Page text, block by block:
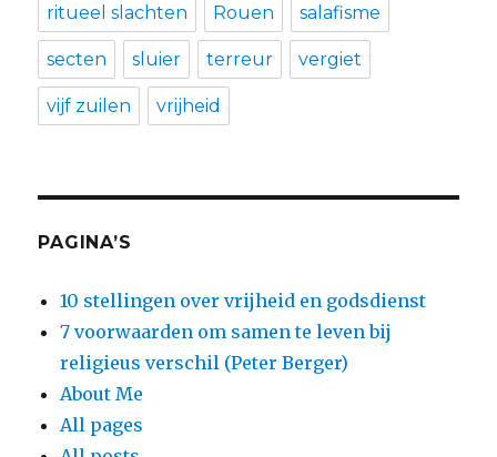
ritueel slachten Rouen salafisme
secten sluier terreur vergiet
vijf zuilen vrijheid
PAGINA’S
10 stellingen over vrijheid en godsdienst
7 voorwaarden om samen te leven bij
religieus verschil (Peter Berger)
About Me
All pages